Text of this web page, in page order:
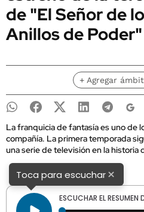
de "El Señor de
Anillos de Poder"
+ Agregar
La franquicia de fantasía es uno de
compañía. La primera temporada
una serie de televisión en la historia
Toca para escuchar×
ESCUCHAR EL RESUMEN